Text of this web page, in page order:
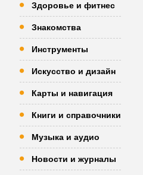
Здоровье и фитнес
Знакомства
Инструменты
Искусство и дизайн
Карты и навигация
Книги и справочники
Музыка и аудио
Новости и журналы